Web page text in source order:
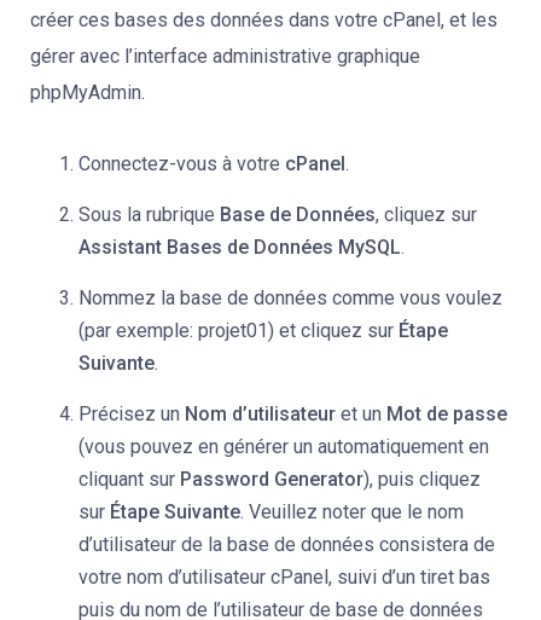
créer ces bases des données dans votre cPanel, et les
gérer avec l’interface administrative graphique
phpMyAdmin.
Connectez-vous à votre cPanel.
Sous la rubrique Base de Données, cliquez sur
Assistant Bases de Données MySQL.
Nommez la base de données comme vous voulez
(par exemple: projet01) et cliquez sur Étape
Suivante.
Précisez un Nom d’utilisateur et un Mot de passe
(vous pouvez en générer un automatiquement en
cliquant sur Password Generator), puis cliquez
sur Étape Suivante. Veuillez noter que le nom
d’utilisateur de la base de données consistera de
votre nom d’utilisateur cPanel, suivi d’un tiret bas
puis du nom de l’utilisateur de base de données